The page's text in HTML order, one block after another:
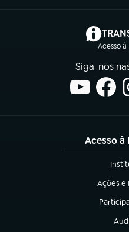
Acesso
Siga-nos
Acesso
Ações e
(abre
(abre